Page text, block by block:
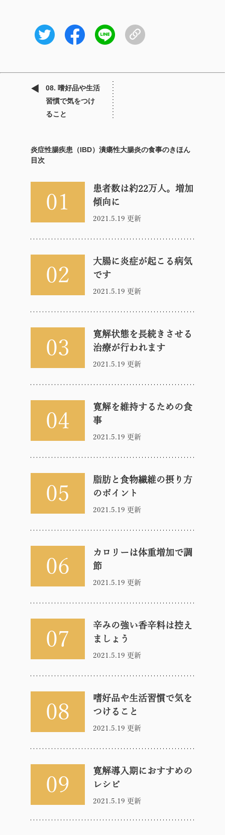
08. 嗜好品や生活
習慣で気をつけ
ること
炎症性腸疾患（IBD）潰瘍性大腸炎の食事のきほん
目次
01
患者数は約22万人。増加
傾向に
2021.5.19 更新
02
大腸に炎症が起こる病気
です
2021.5.19 更新
03
寛解状態を長続きさせる
治療が行われます
2021.5.19 更新
04
寛解を維持するための食
事
2021.5.19 更新
05
脂肪と食物繊維の摂り方
のポイント
2021.5.19 更新
06
カロリーは体重増加で調
節
2021.5.19 更新
07
辛みの強い香辛料は控え
ましょう
2021.5.19 更新
08
嗜好品や生活習慣で気を
つけること
2021.5.19 更新
09
寛解導入期におすすめの
レシピ
2021.5.19 更新